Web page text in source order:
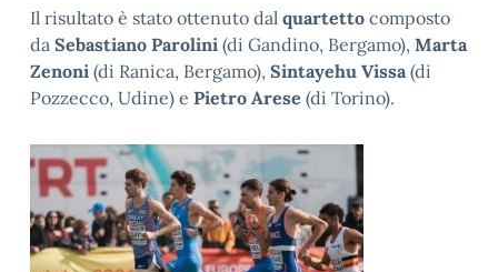
Il risultato è stato ottenuto dal quartetto composto
da Sebastiano Parolini (di Gandino, Bergamo), Marta
Zenoni (di Ranica, Bergamo), Sintayehu Vissa (di
Pozzecco, Udine) e Pietro Arese (di Torino).